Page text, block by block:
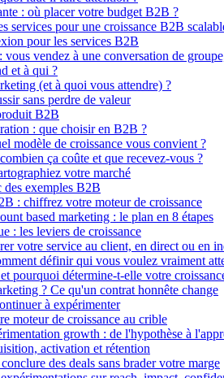
: où placer votre budget B2B ?
services pour une croissance B2B
pour les services B2B
vendez à une conversation de
et à qui ?
(et à quoi vous attendre) ?
sans perdre de valeur
B2B
: que choisir en B2B ?
modèle de croissance vous convient ?
ça coûte et que recevez-vous ?
votre marché
exemples B2B
: chiffrez votre moteur de croissance
based marketing : le plan en 8 étapes
: les leviers de croissance
votre service au client, en direct ou en
définir qui vous voulez vraiment
pourquoi détermine-t-elle votre
? Ce qu'un contrat honnête change
à expérimenter
moteur de croissance au crible
growth : de l'hypothèse à
activation et rétention
des deals sans brader votre marge